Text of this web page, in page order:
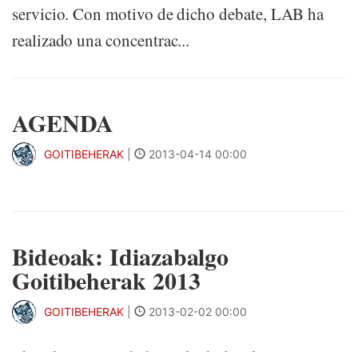
servicio. Con motivo de dicho debate, LAB ha
realizado una concentrac...
AGENDA
GOITIBEHERAK 2013-04-14 00:00
Bideoak: Idiazabalgo
Goitibeherak 2013
GOITIBEHERAK 2013-02-02 00:00